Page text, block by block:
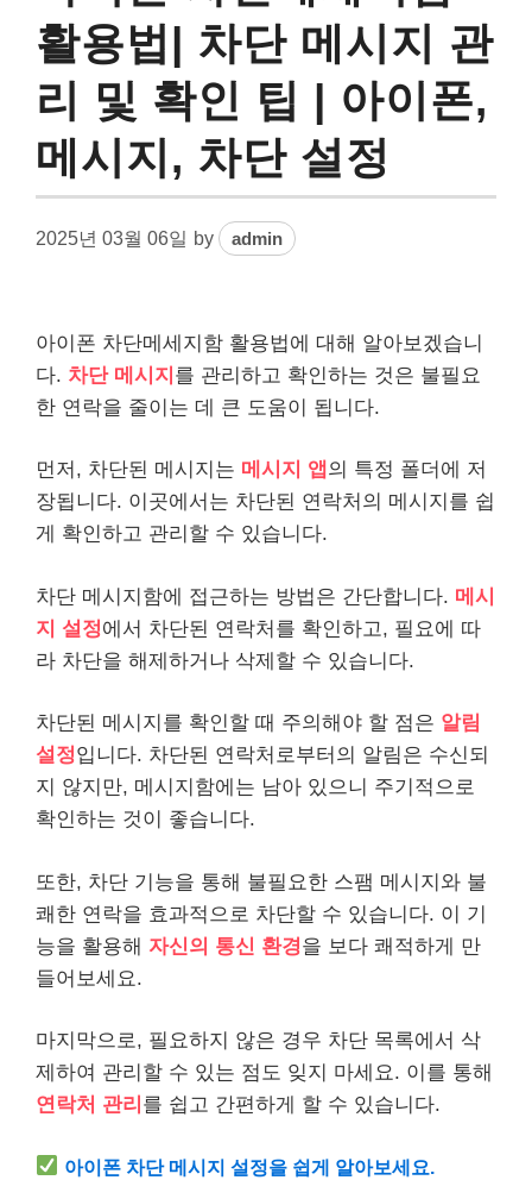
활용법| 차단 메시지 관
리 및 확인 팁 | 아이폰,
메시지, 차단 설정
2025년 03월 06일 by admin
아이폰 차단메세지함 활용법에 대해 알아보겠습니
다. 차단 메시지 를 관리하고 확인하는 것은 불필요
한 연락을 줄이는 데 큰 도움이 됩니다.
먼저, 차단된 메시지는 메시지 앱 의 특정 폴더에 저
장됩니다. 이곳에서는 차단된 연락처의 메시지를 쉽
게 확인하고 관리할 수 있습니다.
차단 메시지함에 접근하는 방법은 간단합니다. 메시
지 설정에서 차단된 연락처를 확인하고, 필요에 따
라 차단을 해제하거나 삭제할 수 있습니다.
차단된 메시지를 확인할 때 주의해야 할 점은 알림
설정입니다. 차단된 연락처로부터의 알림은 수신되
지 않지만, 메시지함에는 남아 있으니 주기적으로
확인하는 것이 좋습니다.
또한, 차단 기능을 통해 불필요한 스팸 메시지와 불
쾌한 연락을 효과적으로 차단할 수 있습니다. 이 기
능을 활용해 자신의 통신 환경을 보다 쾌적하게 만
들어보세요.
마지막으로, 필요하지 않은 경우 차단 목록에서 삭
제하여 관리할 수 있는 점도 잊지 마세요. 이를 통해
연락처 관리 를 쉽고 간편하게 할 수 있습니다.
아이폰 차단 메시지 설정을 쉽게 알아보세요.